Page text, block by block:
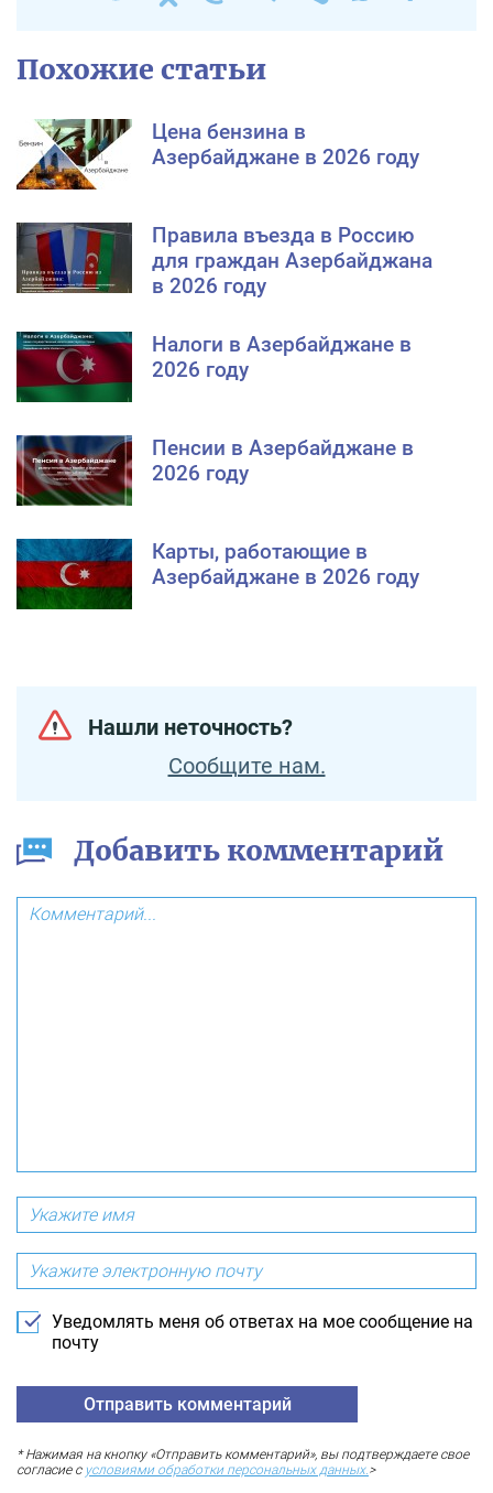
Похожие статьи
Цена бензина в
Азербайджане в 2026 году
Правила въезда в Россию
для граждан Азербайджана
в 2026 году
Налоги в Азербайджане в
2026 году
Пенсии в Азербайджане в
2026 году
Карты, работающие в
Азербайджане в 2026 году
Нашли неточность?
Сообщите нам.
Добавить комментарий
Уведомлять меня об ответах на мое сообщение на
почту
* Нажимая на кнопку «Отправить комментарий», вы подтверждаете свое
согласие с условиями обработки персональных данных. >